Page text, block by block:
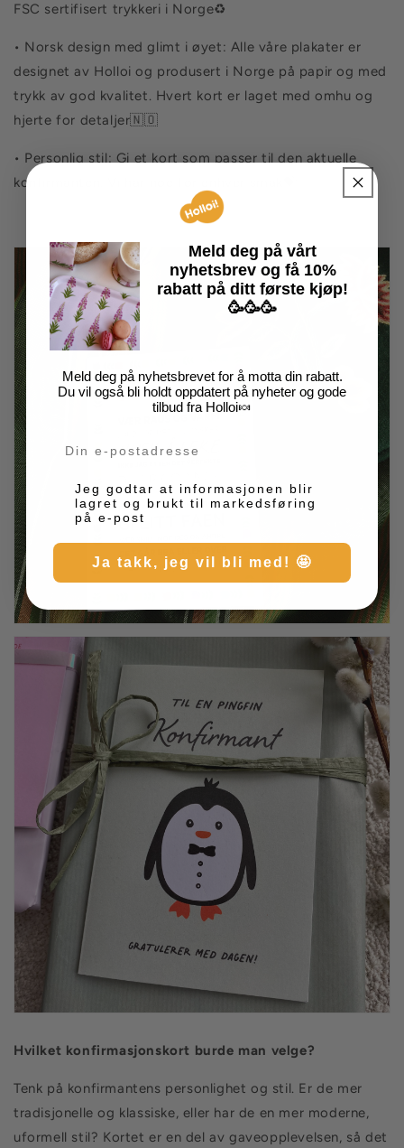
FSC sertifisert trykkeri i Norge♻️
• Norsk design med glimt i øyet: Alle våre plakater er
designet av Holloi og produsert i Norge på papir og med
trykk av god kvalitet. Hvert kort er laget med omhu og
hjerte for detaljer🇳🇴
• Personlig stil: Gi et kort som passer til den aktuelle
konfirmanten. Vi har noe for enhver smak
Hvilket konfirmasjonskort burde man velge?
Tenk på konfirmantens personlighet og stil. Er de mer
tradisjonelle og klassiske, eller har de en mer moderne,
uformell stil? Kortet er en del av gaveopplevelsen, så det
Meld deg på vårt
nyhetsbrev og få 10%
rabatt på ditt første kjøp!
🥳🥳🥳
Meld deg på nyhetsbrevet for å motta din rabatt.
Du vil også bli holdt oppdatert på nyheter og gode
tilbud fra Holloi🍬
Markedsføring
Jeg godtar at informasjonen blir
lagret og brukt til markedsføring
på e-post
Ja takk, jeg vil bli med! 🤩